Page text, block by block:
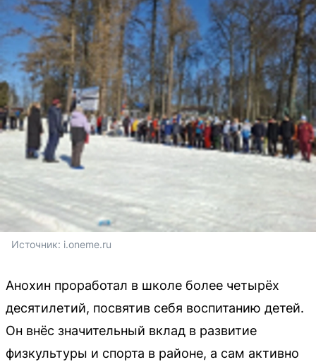
Источник: i.oneme.ru
Анохин проработал в школе более четырёх
десятилетий, посвятив себя воспитанию детей.
Он внёс значительный вклад в развитие
физкультуры и спорта в районе, а сам активно